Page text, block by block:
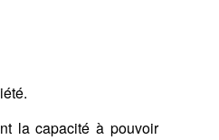
la capacité à pouvoir